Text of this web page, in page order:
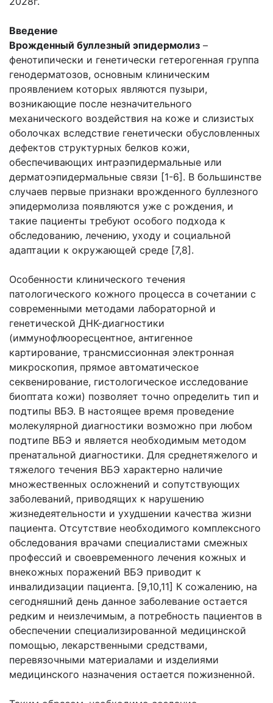
Введение
Врожденный буллезный эпидермолиз –
фенотипически и генетически гетерогенная группа
генодерматозов, основным клиническим
проявлением которых являются пузыри,
возникающие после незначительного
механического воздействия на коже и слизистых
оболочках вследствие генетически обусловленных
дефектов структурных белков кожи,
обеспечивающих интраэпидермальные или
дерматоэпидермальные связи [1-6]. В большинстве
случаев первые признаки врожденного буллезного
эпидермолиза появляются уже с рождения, и
такие пациенты требуют особого подхода к
обследованию, лечению, уходу и социальной
адаптации к окружающей среде [7,8].
Особенности клинического течения
патологического кожного процесса в сочетании с
современными методами лабораторной и
генетической ДНК-диагностики
(иммунофлюоресцентное, антигенное
картирование, трансмиссионная электронная
микроскопия, прямое автоматическое
секвенирование, гистологическое исследование
биоптата кожи) позволяет точно определить тип и
подтипы ВБЭ. В настоящее время проведение
молекулярной диагностики возможно при любом
подтипе ВБЭ и является необходимым методом
пренатальной диагностики. Для среднетяжелого и
тяжелого течения ВБЭ характерно наличие
множественных осложнений и сопутствующих
заболеваний, приводящих к нарушению
жизнедеятельности и ухудшении качества жизни
пациента. Отсутствие необходимого комплексного
обследования врачами специалистами смежных
профессий и своевременного лечения кожных и
внекожных поражений ВБЭ приводит к
инвалидизации пациента. [9,10,11] К сожалению, на
сегодняшний день данное заболевание остается
редким и неизлечимым, а потребность пациентов в
обеспечении специализированной медицинской
помощью, лекарственными средствами,
перевязочными материалами и изделиями
медицинского назначения остается пожизненной.